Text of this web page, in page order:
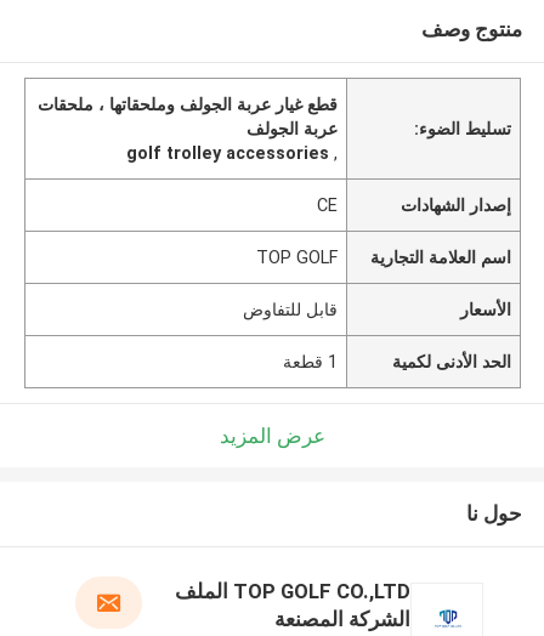
منتوج وصف
تسليط الضوء:
قطع غيار عربة الجولف وملحقاتها ، ملحقات
عربة الجولف
,
golf trolley accessories
إصدار الشهادات CE
اسم العلامة التجارية TOP GOLF
الأسعار قابل للتفاوض
الحد الأدنى لكمية 1 قطعة
عرض المزيد
حول نا
TOP GOLF CO.,LTD الملف
الشركة المصنعة